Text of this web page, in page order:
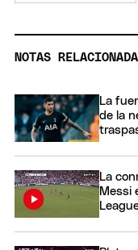
NOTAS
La
de la
La
Messi